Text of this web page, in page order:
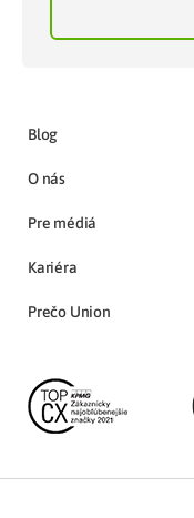
Blog
O nás
Pre médiá
Kariéra
Prečo Union